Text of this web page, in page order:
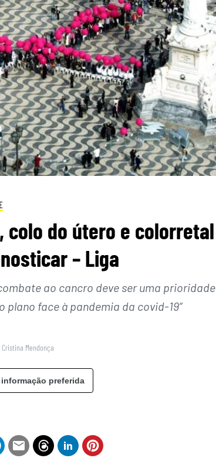
colo do útero e colorretal
– Liga
ao cancro deve ser uma prioridade
plano face à pandemia da covid-19”
Cristina Mendonça
preferida